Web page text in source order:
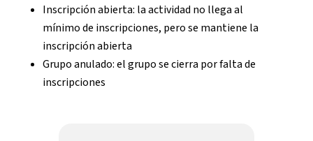
Inscripción abierta: la actividad no llega al
mínimo de inscripciones, pero se mantiene la
inscripción abierta
Grupo anulado: el grupo se cierra por falta de
inscripciones